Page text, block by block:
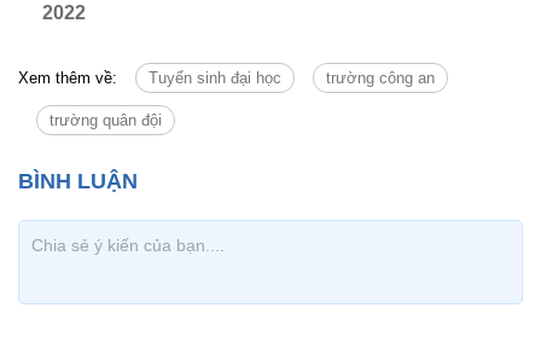
2022
Xem thêm về: Tuyển sinh đại học trường công an
trường quân đội